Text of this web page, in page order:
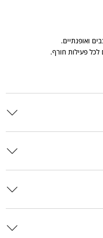
לכל פעילות חורף.